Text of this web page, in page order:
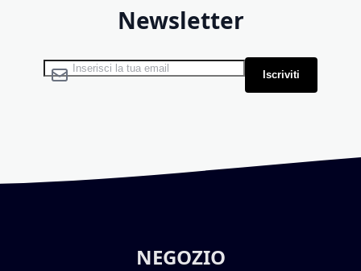
Newsletter
Iscriviti alla nostra Newsletter: Iscriviti
NEGOZIO